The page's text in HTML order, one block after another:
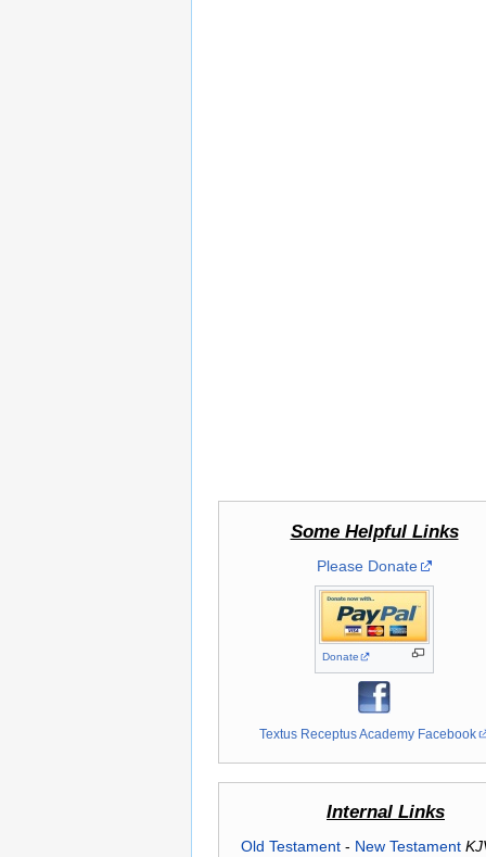
Some Helpful Links
Please Donate
Donate
Textus Receptus Academy Facebook
Internal Links
Old Testament- New Testament